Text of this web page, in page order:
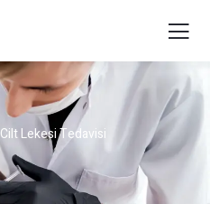
Cilt Lekesi Tedavisi